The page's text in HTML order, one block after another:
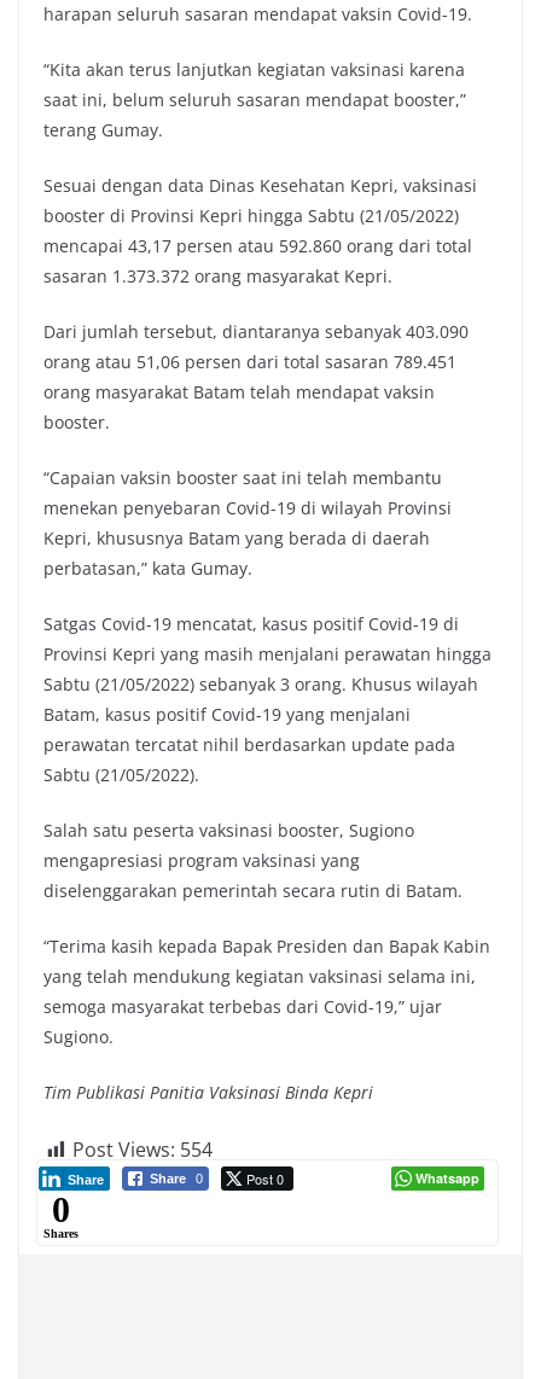
harapan seluruh sasaran mendapat vaksin Covid-19.
“Kita akan terus lanjutkan kegiatan vaksinasi karena
saat ini, belum seluruh sasaran mendapat booster,”
terang Gumay.
Sesuai dengan data Dinas Kesehatan Kepri, vaksinasi
booster di Provinsi Kepri hingga Sabtu (21/05/2022)
mencapai 43,17 persen atau 592.860 orang dari total
sasaran 1.373.372 orang masyarakat Kepri.
Dari jumlah tersebut, diantaranya sebanyak 403.090
orang atau 51,06 persen dari total sasaran 789.451
orang masyarakat Batam telah mendapat vaksin
booster.
“Capaian vaksin booster saat ini telah membantu
menekan penyebaran Covid-19 di wilayah Provinsi
Kepri, khususnya Batam yang berada di daerah
perbatasan,” kata Gumay.
Satgas Covid-19 mencatat, kasus positif Covid-19 di
Provinsi Kepri yang masih menjalani perawatan hingga
Sabtu (21/05/2022) sebanyak 3 orang. Khusus wilayah
Batam, kasus positif Covid-19 yang menjalani
perawatan tercatat nihil berdasarkan update pada
Sabtu (21/05/2022).
Salah satu peserta vaksinasi booster, Sugiono
mengapresiasi program vaksinasi yang
diselenggarakan pemerintah secara rutin di Batam.
“Terima kasih kepada Bapak Presiden dan Bapak Kabin
yang telah mendukung kegiatan vaksinasi selama ini,
semoga masyarakat terbebas dari Covid-19,” ujar
Sugiono.
Tim Publikasi Panitia Vaksinasi Binda Kepri
Post Views: 554
Share 0 Post 0
Share Whatsapp
0
Shares